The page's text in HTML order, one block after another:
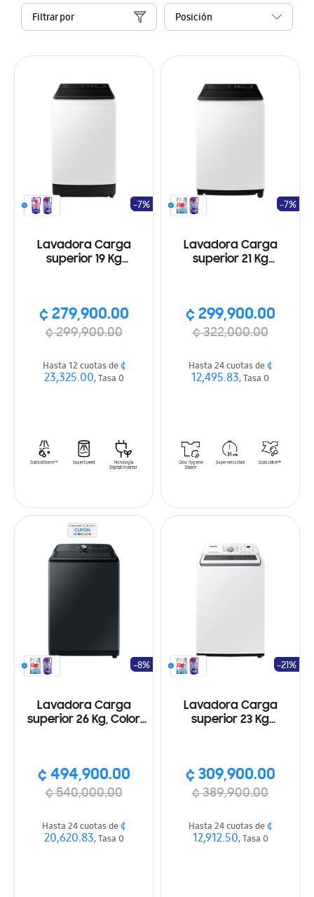
Filtrar por
Lavadora Carga
superior 19 Kg
¢ 279,900.00
¢ 299,900.00
-7%
Hasta 12 cuotas de¢
23,325.00, Tasa 0
Lavadora Carga
superior 21 Kg
¢ 299,900.00
¢ 322,000.00
-7%
Hasta 24 cuotas de¢
12,495.83, Tasa 0
Lavadora Carga
superior 26 Kg, Color
¢ 494,900.00
¢ 540,000.00
-8%
Hasta 24 cuotas de¢
20,620.83, Tasa 0
Lavadora Carga
superior 23 Kg
¢ 309,900.00
¢ 389,900.00
-21%
Hasta 24 cuotas de¢
12,912.50, Tasa 0